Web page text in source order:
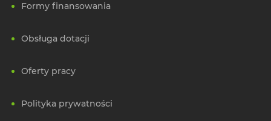
Formy finansowania
Obsługa dotacji
Oferty pracy
Polityka prywatności